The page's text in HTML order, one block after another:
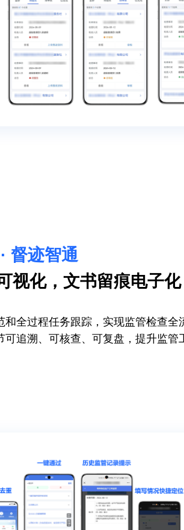
和全过程任务跟踪，实现监管检查全
可追溯、可核查、可复盘，提升监管
督迹智通
视化，文书留痕电子化